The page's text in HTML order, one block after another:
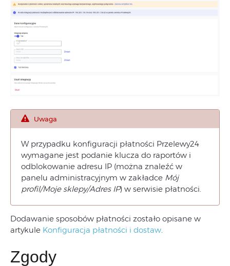
Uwaga
W przypadku konfiguracji płatności Przelewy24
wymagane jest podanie klucza do raportów i
odblokowanie adresu IP (można znaleźć w
panelu administracyjnym w zakładce Mój
profil/Moje sklepy/Adres IP) w serwisie płatności.
Dodawanie sposobów płatności zostało opisane w
artykule Konfiguracja płatności i dostaw.
Zgody